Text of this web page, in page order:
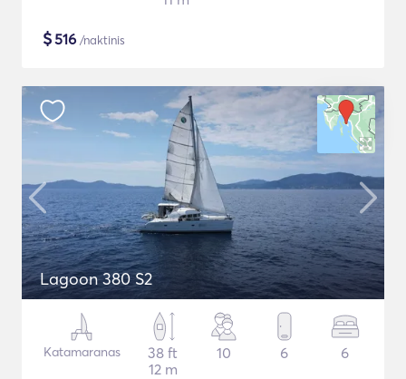
$516 /naktinis
Lagoon 380 S2
Katamaranas
38 ft
12 m
10 6 6